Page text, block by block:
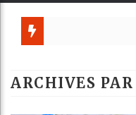
ARCHIVES